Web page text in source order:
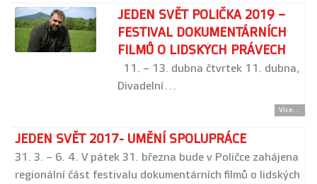
JEDEN SVĚT POLIČKA 2019 –
FESTIVAL DOKUMENTÁRNÍCH
FILMŮ O LIDSKÝCH PRÁVECH
11. – 13. dubna čtvrtek 11. dubna,
Divadelní…
Více...
JEDEN SVĚT 2017- UMĚNÍ SPOLUPRÁCE
31. 3. – 6. 4. V pátek 31. března bude v Poličce zahájena
regionální část festivalu dokumentárních filmů o lidských